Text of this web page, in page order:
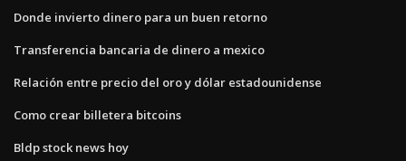
Donde invierto dinero para un buen retorno
Transferencia bancaria de dinero a mexico
Relación entre precio del oro y dólar estadounidense
Como crear billetera bitcoins
Bldp stock news hoy